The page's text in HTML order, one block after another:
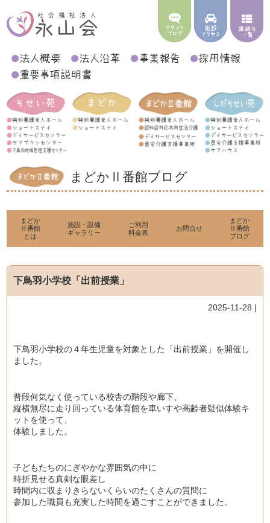
まどかⅡ番館ブログ
まどか
Ⅱ番館
とは
施設・設備
ギャラリー
ご利用
料金表
お問合せ
まどか
Ⅱ番館
ブログ
下鳥羽小学校「出前授業」
2025-11-28 |
下鳥羽小学校の４年生児童を対象とした「出前授業」を開催し
ました。
普段何気なく使っている校舎の階段や廊下、
縦横無尽に走り回っている体育館を車いすや高齢者疑似体験キ
ットを使って、
体験しました。
子どもたちのにぎやかな雰囲気の中に
時折見せる真剣な眼差し
時間内に収まりきらないくらいのたくさんの質問に
参加した職員も充実した時間を過ごすことができました。